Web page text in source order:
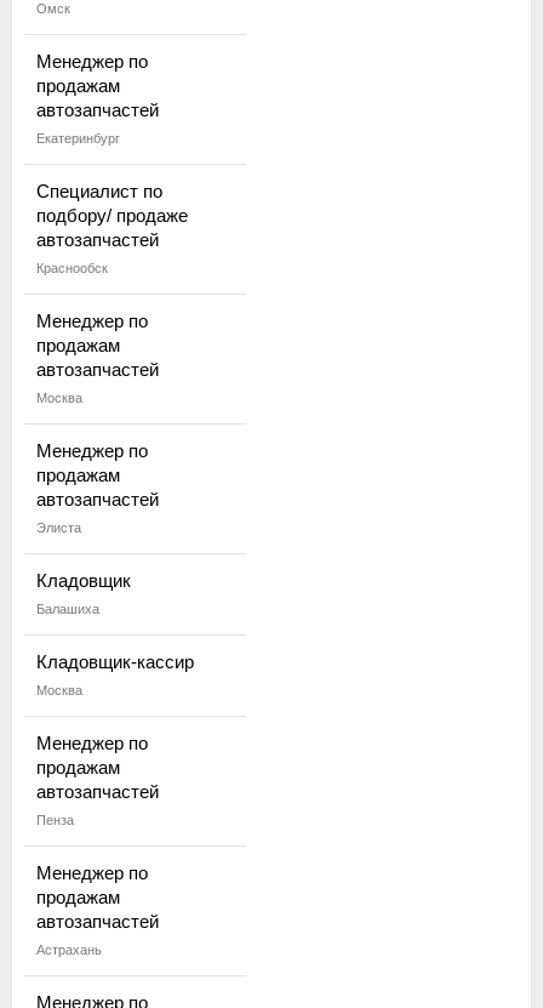
Омск
Менеджер по
продажам
автозапчастей
Екатеринбург
Специалист по
подбору/ продаже
автозапчастей
Краснообск
Менеджер по
продажам
автозапчастей
Москва
Менеджер по
продажам
автозапчастей
Элиста
Кладовщик
Балашиха
Кладовщик-кассир
Москва
Менеджер по
продажам
автозапчастей
Пенза
Менеджер по
продажам
автозапчастей
Астрахань
Менеджер по